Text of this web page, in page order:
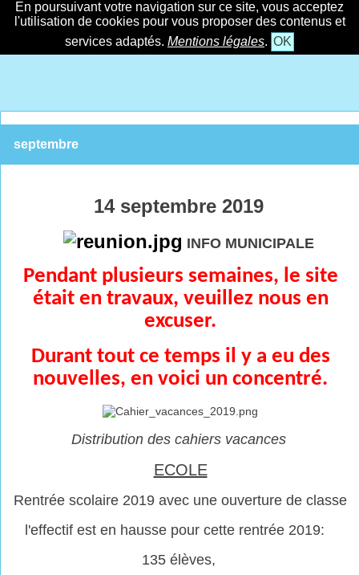
En poursuivant votre navigation sur ce site, vous acceptez
l'utilisation de cookies pour vous proposer des contenus et
services adaptés. Mentions légales. OK
septembre
14 septembre 2019
INFO MUNICIPALE
Pendant plusieurs semaines, le site
était en travaux, veuillez nous en
excuser.
Durant tout ce temps il y a eu des
nouvelles, en voici un concentré.
Distribution des cahiers vacances
ECOLE
Rentrée scolaire 2019 avec une ouverture de classe
l'effectif est en hausse pour cette rentrée 2019:
135 élèves,